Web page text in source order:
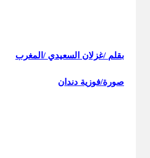
بقلم /غزلان السعيدي /المغرب
صورة/فوزية دندان